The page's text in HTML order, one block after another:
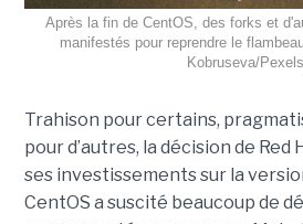
Après la fin de CentOS, des forks et
manifestés pour reprendre le
Kobruseva/
Trahison pour certains,
pour d’autres, la décision de
ses investissements sur la
CentOS a suscité beaucoup de